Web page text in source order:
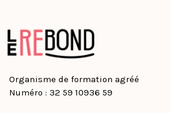
Organisme de formation agréé
Numéro : 32 59 10936 59